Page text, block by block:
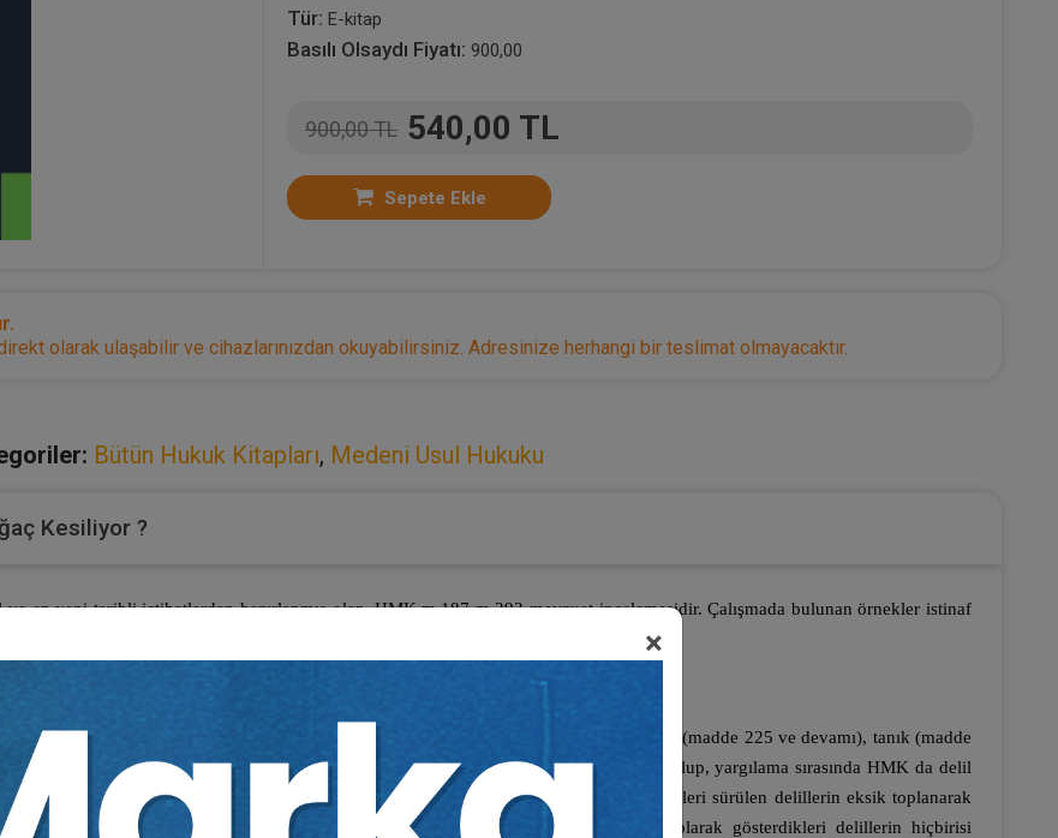
×
Tür: E-kitap
Basılı Olsaydı Fiyatı: 900,00
900,00 TL 540,00 TL
Sepete Ekle
olarak ulaşabilir ve cihazlarınızdan okuyabilirsiniz. Adresinize herhangi bir teslimat olmayacaktır.
Bütün Hukuk Kitapları, Medeni Usul Hukuku
Kesiliyor ?
en yeni tarihli içtihatlardan hazırlanmış olan, HMK.m.187-m.293 mevzuat incelemesidir. Çalışmada bulunan örnekler istinaf
olup, deliller de ikrar (madde 188), belge ve senet (madde 199 ve devamı), yemin (madde 225 ve devamı), tanık (madde
(madde 288 ve devamı), uzman görüşü (madde 293 ve devamı) olarak belirtilmiş olup, yargılama sırasında HMK da delil
gerek re’sen, gerekse istem üzerine ileri sürülmüş olan delillerin toplanmaması veya ileri sürülen delillerin eksik toplanarak
olup, HMK 353/1-a-6 madde de mahkemece tarafların davanın esası ile ilgili olarak gösterdikleri delillerin hiçbirisi